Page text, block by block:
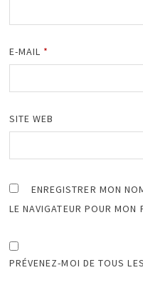
E-MAIL *
SITE WEB
ENREGISTRER MON
LE NAVIGATEUR POUR MON
PRÉVENEZ-MOI DE TOUS